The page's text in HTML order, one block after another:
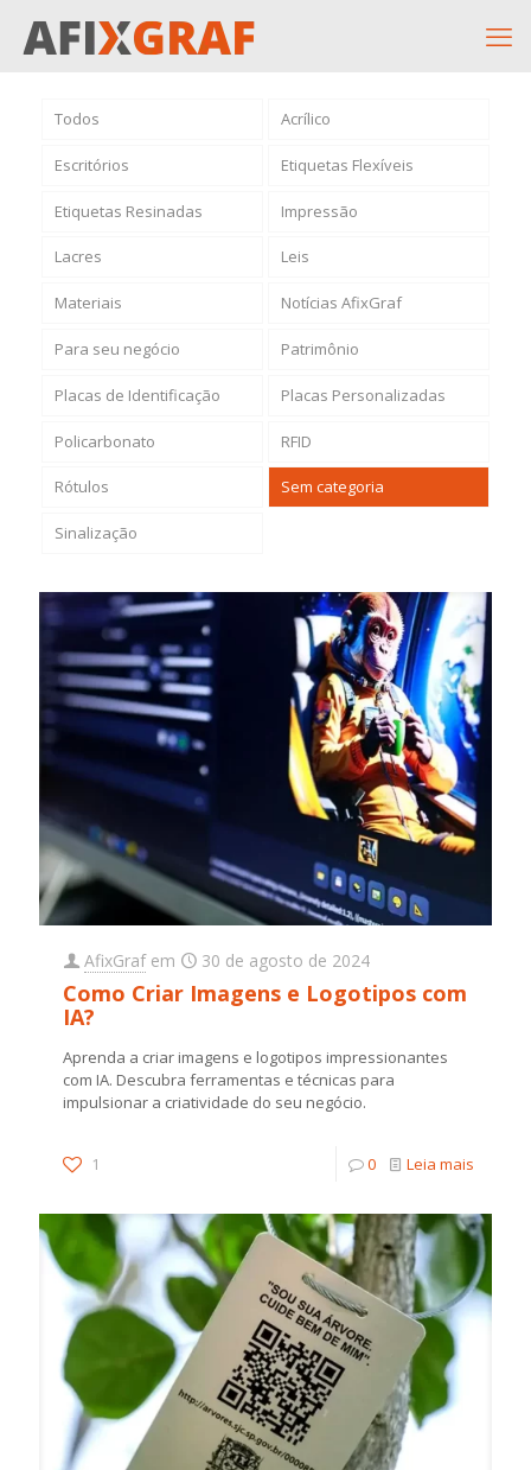
Todos Acrílico
Escritórios Etiquetas Flexíveis
Etiquetas Resinadas Impressão
Lacres Leis
Materiais Notícias AfixGraf
Para seu negócio Patrimônio
Placas de Identificação Placas Personalizadas
Policarbonato RFID
Rótulos Sem categoria
Sinalização
AfixGraf em 30 de agosto de 2024
Como Criar Imagens e Logotipos com
IA?
Aprenda a criar imagens e logotipos impressionantes
com IA. Descubra ferramentas e técnicas para
impulsionar a criatividade do seu negócio.
1 0 Leia mais